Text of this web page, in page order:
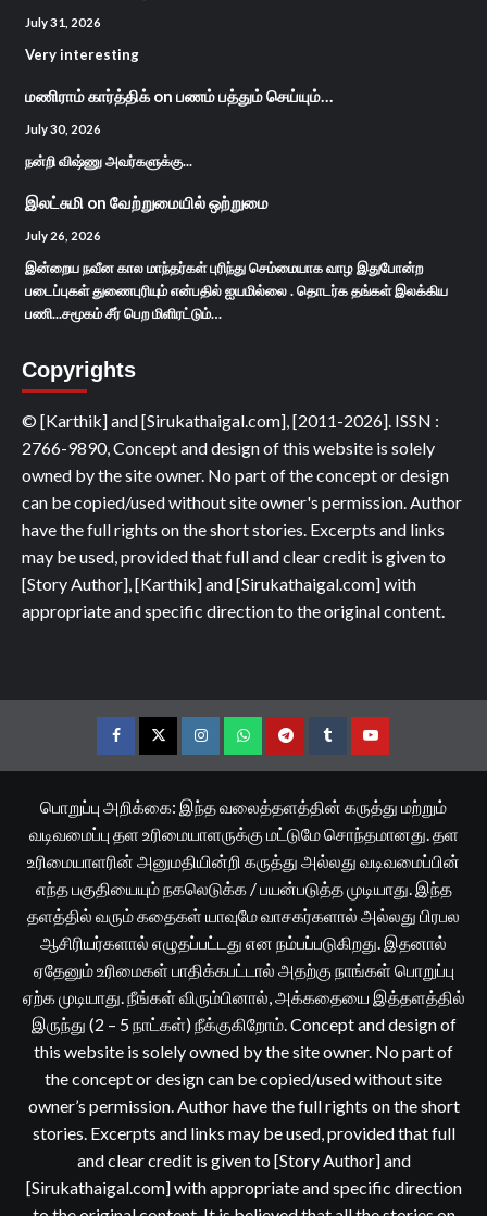
July 31, 2026
Very interesting
மணிராம் கார்த்திக்on பணம் பத்தும் செய்யும்…
July 30, 2026
நன்றி விஷ்ணு அவர்களுக்கு...
இலட்சுமி on வேற்றுமையில் ஒற்றுமை
July 26, 2026
இன்றைய நவீன கால மாந்தர்கள் புரிந்து செம்மையாக வாழ இதுபோன்ற
படைப்புகள் துணைபுரியும் என்பதில் ஐயமில்லை . தொடர்க தங்கள் இலக்கிய
பணி...சமூகம் சீர் பெற மிளிரட்டும்…
Copyrights
© [Karthik] and [Sirukathaigal.com], [2011-2026]. ISSN :
2766-9890, Concept and design of this website is solely
owned by the site owner. No part of the concept or design
can be copied/used without site owner's permission. Author
have the full rights on the short stories. Excerpts and links
may be used, provided that full and clear credit is given to
[Story Author], [Karthik] and [Sirukathaigal.com] with
appropriate and specific direction to the original content.
FacebookTwitterInstagramWhatsappTelegramTumblrYouTube
பொறுப்பு அறிக்கை: இந்த வலைத்தளத்தின் கருத்து மற்றும்
வடிவமைப்பு தள உரிமையாளருக்கு மட்டுமே சொந்தமானது. தள
உரிமையாளரின் அனுமதியின்றி கருத்து அல்லது வடிவமைப்பின்
எந்த பகுதியையும் நகலெடுக்க / பயன்படுத்த முடியாது. இந்த
தளத்தில் வரும் கதைகள் யாவுமே வாசகர்களால் அல்லது பிரபல
ஆசிரியர்களால் எழுதப்பட்டது என நம்பப்படுகிறது. இதனால்
ஏதேனும் உரிமைகள் பாதிக்கபட்டால் அதற்கு நாங்கள் பொறுப்பு
ஏற்க முடியாது. நீங்கள் விரும்பினால், அக்கதையை இத்தளத்தில்
இருந்து (2 – 5 நாட்கள்) நீக்குகிறோம். Concept and design of
this website is solely owned by the site owner. No part of
the concept or design can be copied/used without site
owner’s permission. Author have the full rights on the short
stories. Excerpts and links may be used, provided that full
and clear credit is given to [Story Author] and
[Sirukathaigal.com] with appropriate and specific direction